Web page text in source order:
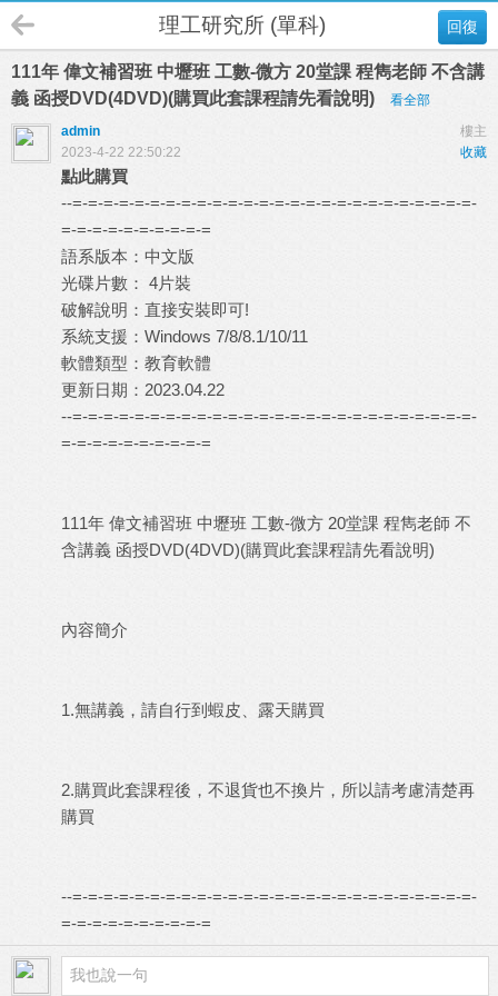
回復
理工研究所 (單科)
111年 偉文補習班 中壢班 工數-微方 20堂課 程雋老師 不含講
義 函授DVD(4DVD)(購買此套課程請先看說明)
看全部
樓主
admin
收藏
2023-4-22 22:50:22
點此購買
--=-=-=-=-=-=-=-=-=-=-=-=-=-=-=-=-=-=-=-=-=-=-=-=-=-=-
=-=-=-=-=-=-=-=-=-=
語系版本：中文版
光碟片數： 4片裝
破解說明：直接安裝即可!
系統支援：Windows 7/8/8.1/10/11
軟體類型：教育軟體
更新日期：2023.04.22
--=-=-=-=-=-=-=-=-=-=-=-=-=-=-=-=-=-=-=-=-=-=-=-=-=-=-
=-=-=-=-=-=-=-=-=-=
111年 偉文補習班 中壢班 工數-微方 20堂課 程雋老師 不
含講義 函授DVD(4DVD)(購買此套課程請先看說明)
內容簡介
1.無講義，請自行到蝦皮、露天購買
2.購買此套課程後，不退貨也不換片，所以請考慮清楚再
購買
--=-=-=-=-=-=-=-=-=-=-=-=-=-=-=-=-=-=-=-=-=-=-=-=-=-=-
=-=-=-=-=-=-=-=-=-=